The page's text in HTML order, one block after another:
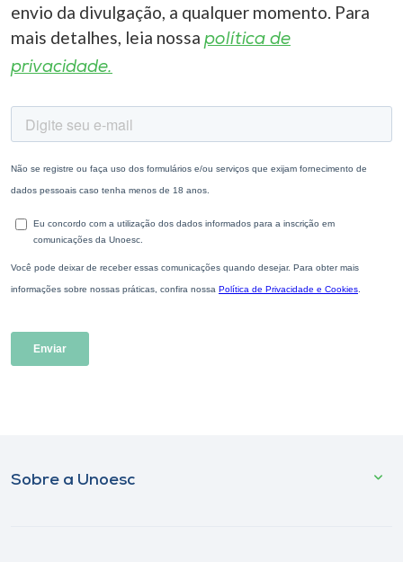
envio da divulgação, a qualquer momento. Para
mais detalhes, leia nossa política de
privacidade.
Sobre a Unoesc